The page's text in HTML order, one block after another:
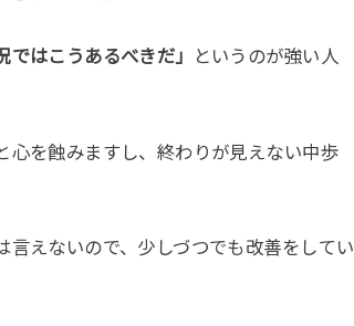
ではこうあるべきだ」
というのが強い人
心を蝕みますし、終わりが見えない中歩
えないので、少しづつでも改善をしてい